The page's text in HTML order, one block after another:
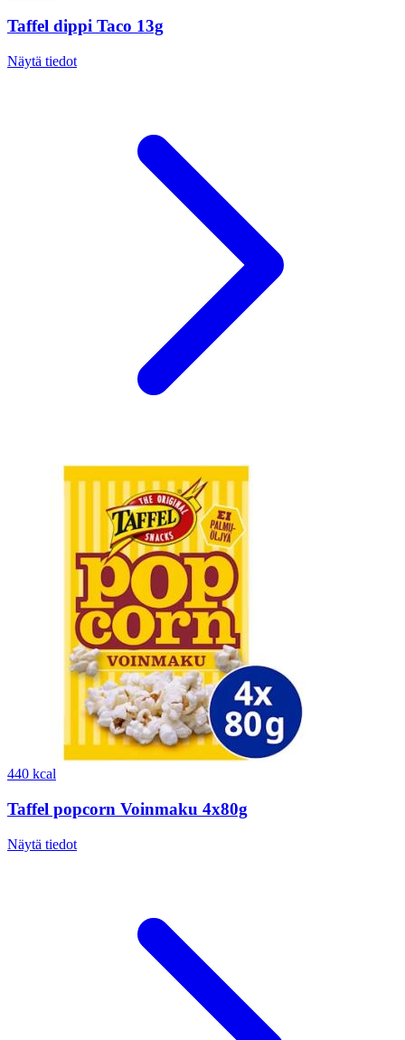
Taffel dippi Taco 13g
Näytä tiedot
440 kcal
Taffel popcorn Voinmaku 4x80g
Näytä tiedot